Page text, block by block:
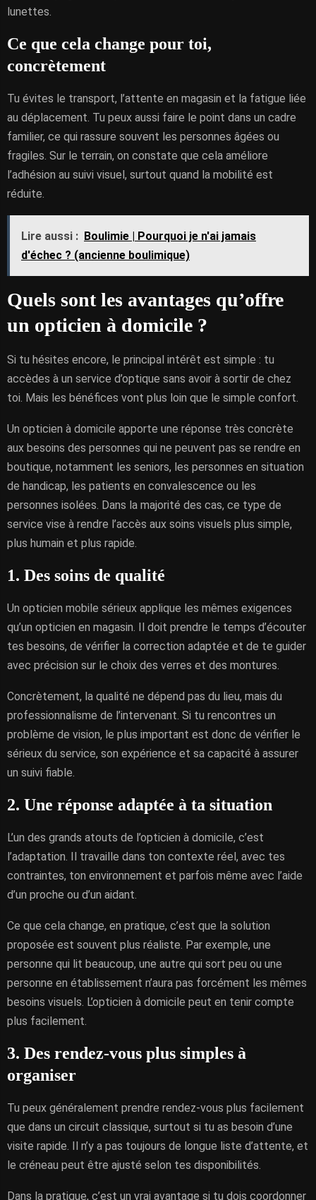
lunettes.
Ce que cela change pour toi,
concrètement
Tu évites le transport, l’attente en magasin et la fatigue liée
au déplacement. Tu peux aussi faire le point dans un cadre
familier, ce qui rassure souvent les personnes âgées ou
fragiles. Sur le terrain, on constate que cela améliore
l’adhésion au suivi visuel, surtout quand la mobilité est
réduite.
Lire aussi : Boulimie | Pourquoi je n'ai jamais
d'échec ? (ancienne boulimique)
Quels sont les avantages qu’offre
un opticien à domicile ?
Si tu hésites encore, le principal intérêt est simple : tu
accèdes à un service d’optique sans avoir à sortir de chez
toi. Mais les bénéfices vont plus loin que le simple confort.
Un opticien à domicile apporte une réponse très concrète
aux besoins des personnes qui ne peuvent pas se rendre en
boutique, notamment les seniors, les personnes en situation
de handicap, les patients en convalescence ou les
personnes isolées. Dans la majorité des cas, ce type de
service vise à rendre l’accès aux soins visuels plus simple,
plus humain et plus rapide.
1. Des soins de qualité
Un opticien mobile sérieux applique les mêmes exigences
qu’un opticien en magasin. Il doit prendre le temps d’écouter
tes besoins, de vérifier la correction adaptée et de te guider
avec précision sur le choix des verres et des montures.
Concrètement, la qualité ne dépend pas du lieu, mais du
professionnalisme de l’intervenant. Si tu rencontres un
problème de vision, le plus important est donc de vérifier le
sérieux du service, son expérience et sa capacité à assurer
un suivi fiable.
2. Une réponse adaptée à ta situation
L’un des grands atouts de l’opticien à domicile, c’est
l’adaptation. Il travaille dans ton contexte réel, avec tes
contraintes, ton environnement et parfois même avec l’aide
d’un proche ou d’un aidant.
Ce que cela change, en pratique, c’est que la solution
proposée est souvent plus réaliste. Par exemple, une
personne qui lit beaucoup, une autre qui sort peu ou une
personne en établissement n’aura pas forcément les mêmes
besoins visuels. L’opticien à domicile peut en tenir compte
plus facilement.
3. Des rendez-vous plus simples à
organiser
Tu peux généralement prendre rendez-vous plus facilement
que dans un circuit classique, surtout si tu as besoin d’une
visite rapide. Il n’y a pas toujours de longue liste d’attente, et
le créneau peut être ajusté selon tes disponibilités.
Dans la pratique, c’est un vrai avantage si tu dois coordonner